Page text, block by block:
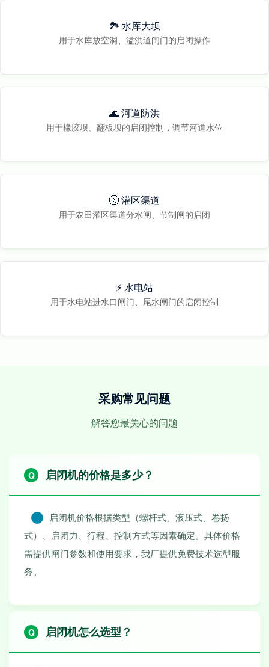
🏞️ 水库大坝
用于水库放空洞、溢洪道闸门的启闭操作
🌊 河道防洪
用于橡胶坝、翻板坝的启闭控制，调节河道水位
🚰 灌区渠道
用于农田灌区渠道分水闸、节制闸的启闭
⚡ 水电站
用于水电站进水口闸门、尾水闸门的启闭控制
采购常见问题
解答您最关心的问题
启闭机的价格是多少？
启闭机价格根据类型（螺杆式、液压式、卷扬
式）、启闭力、行程、控制方式等因素确定。具体价格
需提供闸门参数和使用要求，我厂提供免费技术选型服
务。
启闭机怎么选型？